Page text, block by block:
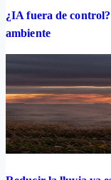
¿IA fuera de
ambiente